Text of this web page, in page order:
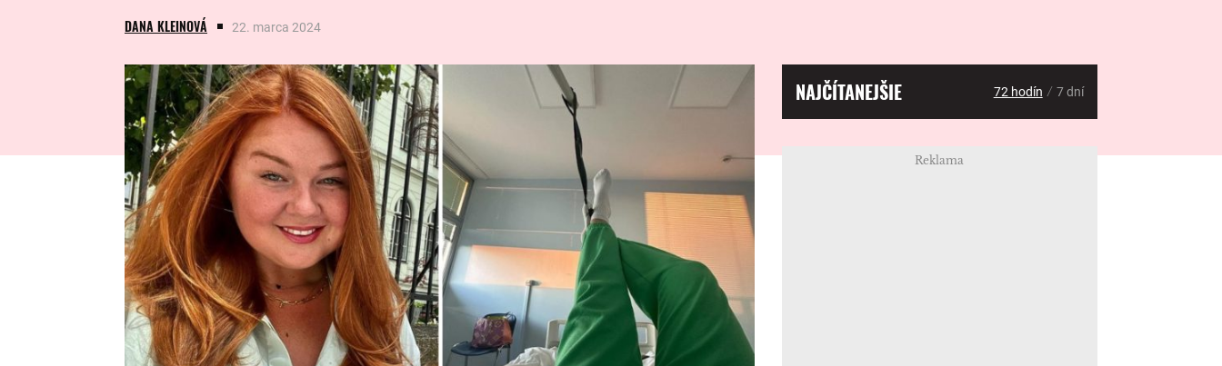
DANA KLEINOVÁ 22. marca 2024
NAJČÍTANEJŠIE 72 hodín / 7 dní
Reklama